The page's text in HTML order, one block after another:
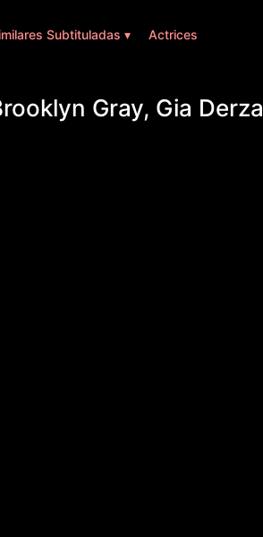
Subtituladas ▾ Actrices
Gray, Gia Derza